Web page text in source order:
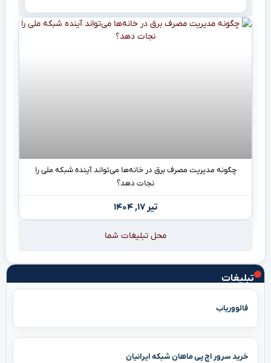
تبلیغات
فالووریاب
خرید سرور اچ پی ماهان شبکه ایرانیان
چگونه مدیریت مصرف برق در خانه‌ها می‌تواند آینده شبکه ملی را
نجات دهد؟
تیر ۱۷, ۱۴۰۴
محل تبلیغات شما